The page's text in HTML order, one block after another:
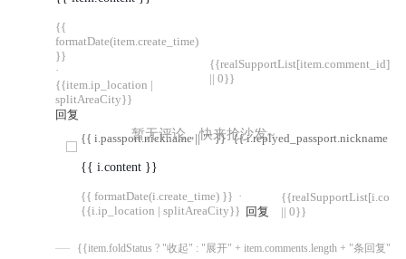
{{
formatDate(item.create_time)
}}
·
{{item.ip_location |
splitAreaCity}}
回复
{{realSupportList[item.comment_id]
|| 0}}
{{ i.passport.nickname || "" }} {{ i.replyed_passport.nickname ||
{{ i.content }}
{{ formatDate(i.create_time) }} ·
{{i.ip_location | splitAreaCity}} 回复
|| 0}}
{{item.foldStatus ? "收起" : "展开" + item.comments.length + "条回复"}}
暂无评论，快来抢沙发~